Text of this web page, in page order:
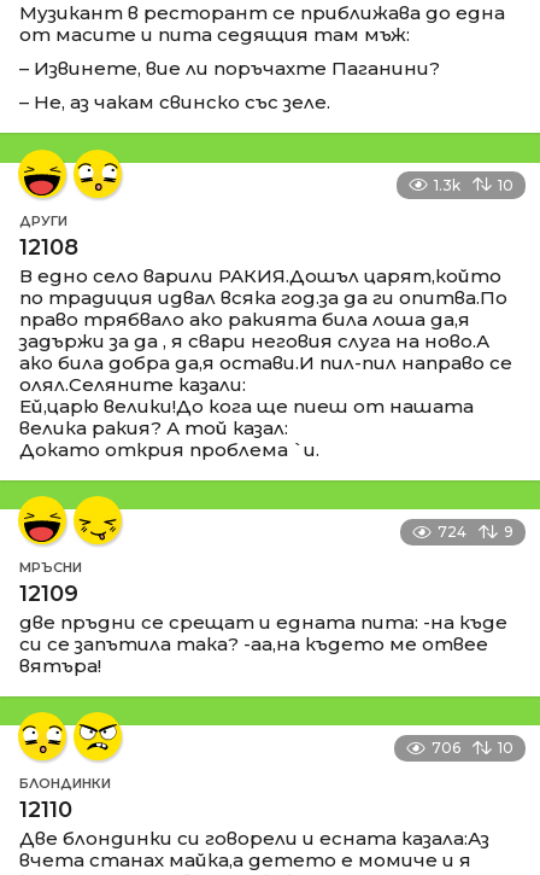
Музикант в ресторант се приближава до една
от масите и пита седящия там мъж:
– Извинете, вие ли поръчахте Паганини?
– Не, аз чакам свинско със зеле.
1.3k 10
ДРУГИ
12108
В едно село варили РАКИЯ.Дошъл царят,който
по традиция идвал всяка год.за да ги опитва.По
право трябвало ако ракията била лоша да,я
задържи за да , я свари неговия слуга на ново.А
ако била добра да,я остави.И пил-пил направо се
олял.Селяните казали:
Ей,царю велики!До кога ще пиеш от нашата
велика ракия? А той казал:
Докато открия проблема `и.
724 9
МРЪСНИ
12109
две пръдни се срещат и едната пита: -на къде
си се запътила така? -аа,на където ме отвее
вятъра!
706 10
БЛОНДИНКИ
12110
Две блондинки си говорели и есната казала:Аз
вчета станах майка,а детето е момиче и я